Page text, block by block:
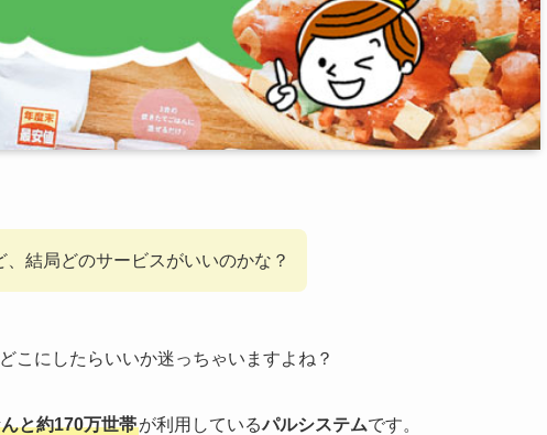
結局どのサービスがいいのかな？
こにしたらいいか迷っちゃいますよね？
と約170万世帯が利用しているパルシステムです。